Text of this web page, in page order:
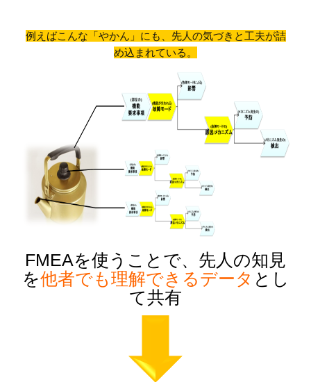
例えばこんな「やかん」にも、先人の気づきと工夫が詰
め込まれている。
FMEAを使うことで、先人の知見
を他者でも理解できるデータ とし
て共有